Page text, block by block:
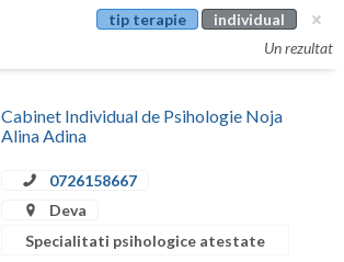
tip terapie
individual
Un rezultat
Cabinet Individual de Psihologie Noja
Alina Adina
0726158667
Deva
Specialitati psihologice atestate